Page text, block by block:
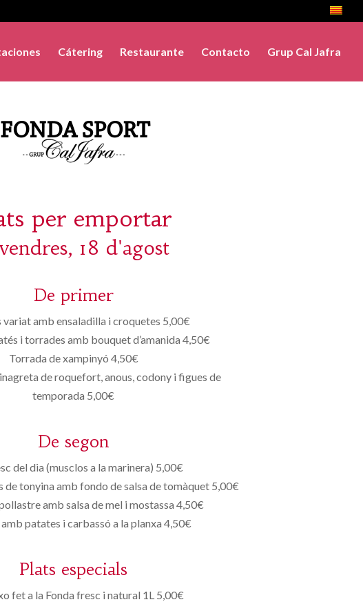
Cátering Restaurante Contacto Grup Cal Jafra
per emportar
18 d'agost
De primer
variat amb ensaladilla i croquetes 5,00€
i torrades amb bouquet d’amanida 4,50€
Torrada de xampinyó 4,50€
de roquefort, anous, codony i figues de
temporada 5,00€
De segon
del dia (musclos a la marinera) 5,00€
tonyina amb fondo de salsa de tomàquet 5,00€
amb salsa de mel i mostassa 4,50€
patates i carbassó a la planxa 4,50€
Plats especials
fet a la Fonda fresc i natural 1L 5,00€